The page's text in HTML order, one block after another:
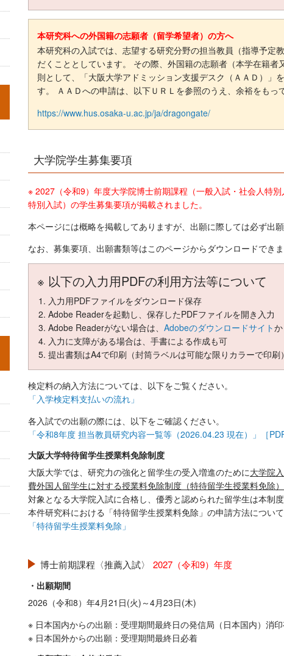
本研究科への外国籍の志願者（留学希望者）の方へ
本研究科の入試では、志望する研究分野の担当教員（指導予定
だくこととしています。 その際、外国籍の志願者（本学在籍
則として、「大阪大学アドミッション支援デスク（ＡＡＤ）」
す。 ＡＡＤへの申請は、以下ＵＲＬを参照のうえ、余裕をもっ
https://www.hus.osaka-u.ac.jp/ja/dragongate/
大学院学生募集要項
※ 2027（令和9）年度大学院博士前期課程（一般入試・社会人特
特別入試）の学生募集要項が掲載されました。
本ページには概略を掲載してありますが、出願に際しては必ず出
なお、募集要項、出願書類等はこのページからダウンロードでき
※ 以下の入力用PDFの利用方法等について
入力用PDFファイルをダウンロード保存
Adobe Readerを起動し、保存したPDFファイルを開き入力
Adobe Readerがない場合は、 Adobeのダウンロードサイト
入力に支障がある場合は、手書による作成も可
提出書類はA4で印刷（封筒ラベルは可能な限りカラーで印刷
検定料の納入方法については、以下をご覧ください。
「入学検定料支払いの流れ」
各入試での出願の際には、以下をご確認ください。
「令和8年度 担当教員研究内容一覧等（2026.04.23 現在）」［
大阪大学特待留学生授業料免除制度
大阪大学では、研究力の強化と留学生の受入増進のために大学院
費外国人留学生に対する授業料免除制度（特待留学生授業料免除
対象となる大学院入試に合格し、優秀と認められた留学生は本制
本件研究科における「特待留学生授業料免除」の申請方法につい
「特待留学生授業料免除」
博士前期課程〈推薦入試〉 2027（令和9）年度
・出願期間
2026（令和8）年4月21日(火)～4月23日(木)
※ 日本国内からの出願：受理期間最終日の発信局（日本国内）消
※ 日本国外からの出願：受理期間最終日必着